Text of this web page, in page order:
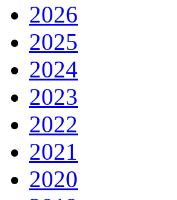
2026
2025
2024
2023
2022
2021
2020